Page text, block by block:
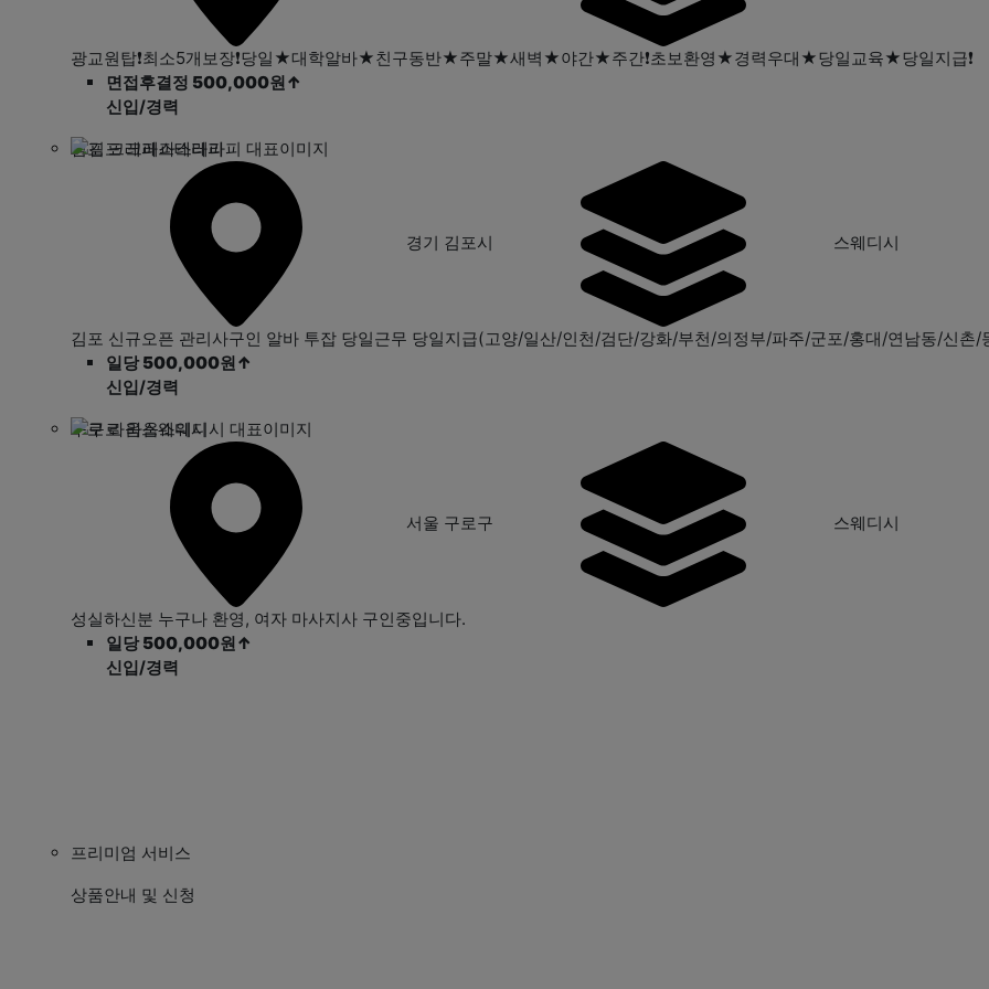
광교원탑❗최소5개보장❗당일★대학알바★친구동반★주말★새벽★야간★주간❗초보환영★경력우대★당일교육★당일지급❗
면접후결정 500,000원↑
신입/경력
김포 크레파스테라피
경기 김포시 스웨디시
김포 신규오픈 관리사구인 알바 투잡 당일근무 당일지급(고양/일산/인천/검단/강화/부천/의정부/파주/군포/홍대/연남동/신촌/
일당 500,000원↑
신입/경력
구로 라움스웨디시
서울 구로구 스웨디시
성실하신분 누구나 환영, 여자 마사지사 구인중입니다.
일당 500,000원↑
신입/경력
프리미엄 서비스
상품안내 및 신청